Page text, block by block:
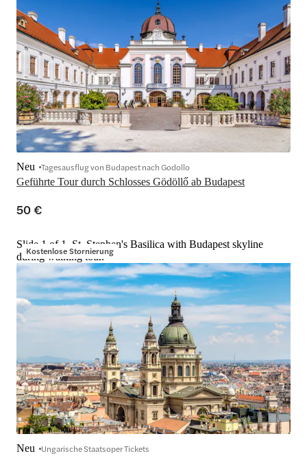
Geführte Tour durch Schlosses Gödöllő ab Budapest
Neu Tagesausflug von Budapest nach Godollo
50 €
Kostenlose Stornierung
Slide 1 of 1, St. Stephen's Basilica with Budapest skyline
during walking tour.
Neu Ungarische Staatsoper Tickets